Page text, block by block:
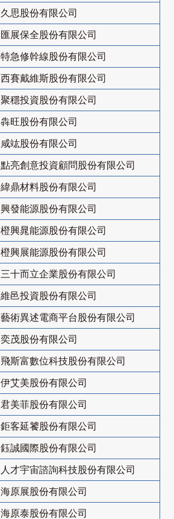
久思股份有限公司
匯展保全股份有限公司
特急修幹線股份有限公司
西賽戴維斯股份有限公司
聚穩投資股份有限公司
犇旺股份有限公司
咸竑股份有限公司
點亮創意投資顧問股份有限公司
緯鼎材料股份有限公司
興發能源股份有限公司
橙興晁能源股份有限公司
橙興展能源股份有限公司
三十而立企業股份有限公司
維邑投資股份有限公司
藝術異述電商平台股份有限公司
奕茂股份有限公司
飛斯富數位科技股份有限公司
伊艾美股份有限公司
君美菲股份有限公司
鉅客延饕股份有限公司
鈺誠國際股份有限公司
人才宇宙諮詢科技股份有限公司
海原展股份有限公司
海原泰股份有限公司